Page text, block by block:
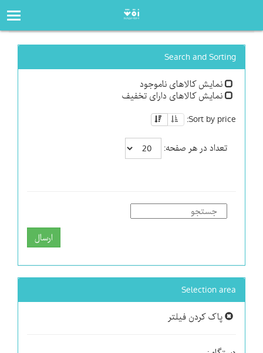
Search and Sorting
نمایش کالاهای ناموجود
نمایش کالاهای دارای تخفیف
Sort by price:
تعداد در هر صفحه:
ارسال
Selection area
پاک کردن فیلتر